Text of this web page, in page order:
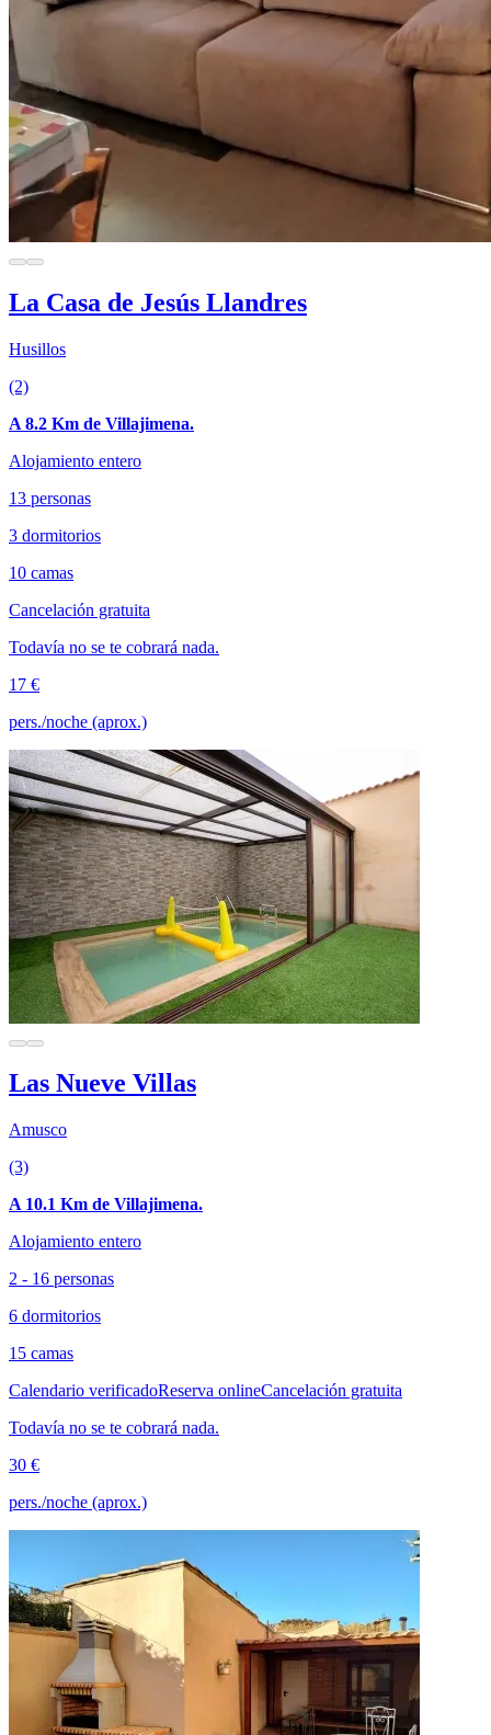
La Casa de Jesús Llandres
Husillos
(2)
A 8.2 Km de Villajimena.
Alojamiento entero
13 personas
3 dormitorios
10 camas
Cancelación gratuita
Todavía no se te cobrará nada.
17 €
pers./noche (aprox.)
Las Nueve Villas
Amusco
(3)
A 10.1 Km de Villajimena.
Alojamiento entero
2 - 16 personas
6 dormitorios
15 camas
Calendario verificadoReserva onlineCancelación gratuita
Todavía no se te cobrará nada.
30 €
pers./noche (aprox.)